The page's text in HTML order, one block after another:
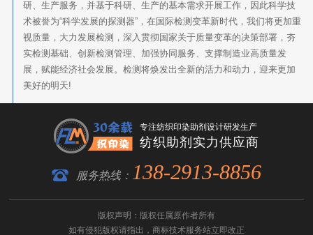
研、生产服务，并基于科研、生产的基本需求开展工作，因此科学技
术被誉为“科学发展的探测器”，在国际检测变革新时代，我们将更加重
视质量，大力发展检测，深入贯彻国家关于质量变革的决策部署，夯
实检测基础、创新检测管理、加强协同服务、支撑制造业高质量发
展，赋能经济社会发展。检测将焕发出全新的活力和动力，迎来更加
美好的明天!
专注纺织印染助剂设计研发生产
纺织助剂实力供应商
服务热线： 138-2913-8856
版权声明：版权任属原作者所有
如有侵犯版权请指出， 商标技术服务站立即改正